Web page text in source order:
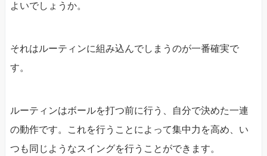
よいでしょうか。
それはルーティンに組み込んでしまうのが一番確実で
す。
ルーティンはボールを打つ前に行う、自分で決めた一連
の動作です。これを行うことによって集中力を高め、い
つも同じようなスイングを行うことができます。